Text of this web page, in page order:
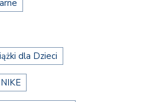
dla Dzieci
NIKE